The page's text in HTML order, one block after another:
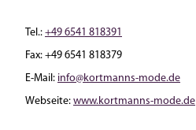
Tel.: +49 6541 818391
Fax: +49 6541 818379
E-Mail: info@kortmanns-mode.de
Webseite: www.kortmanns-mode.de